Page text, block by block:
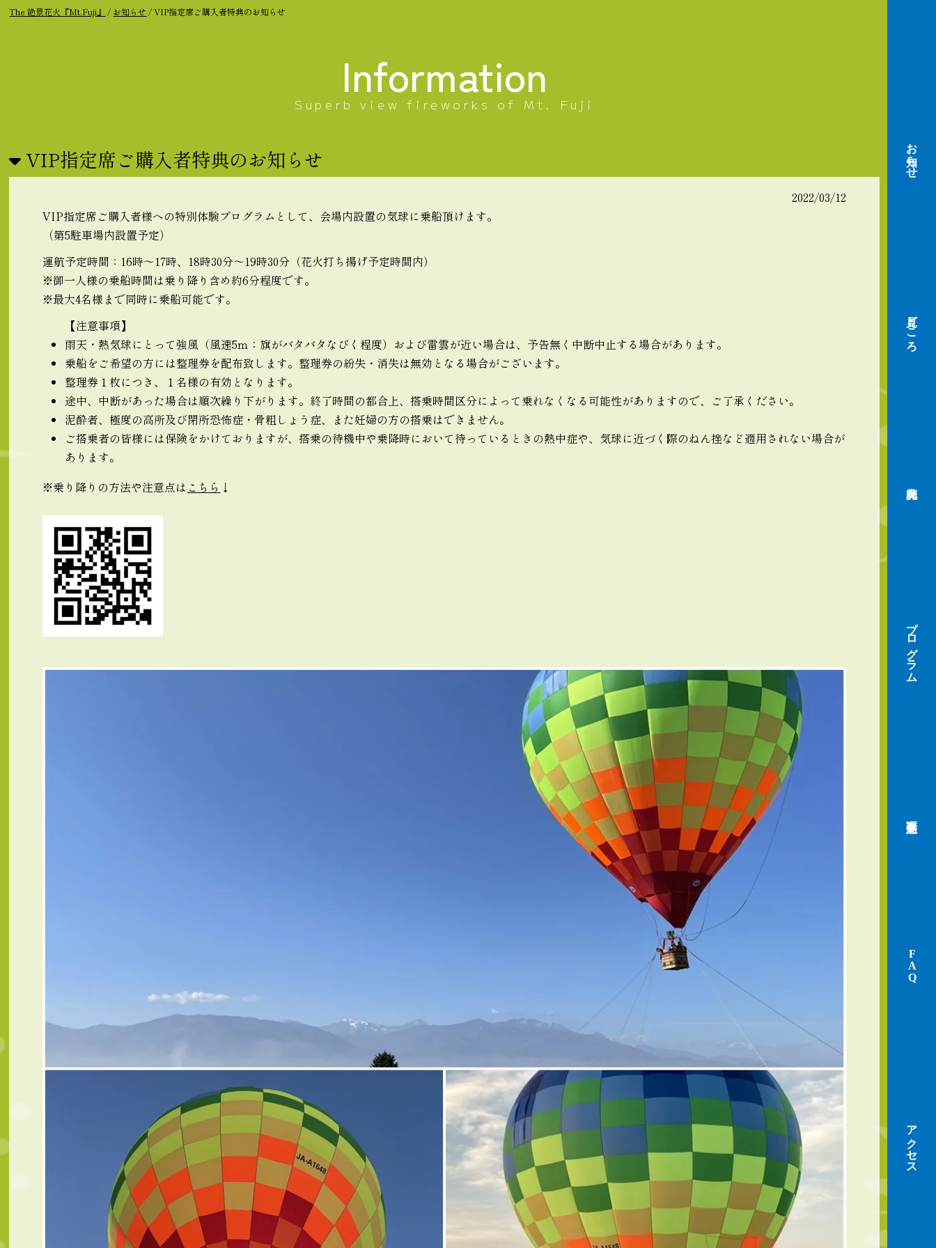
お知らせ
見どころ
プログラム
FAQ
アクセス
The 絶景花火『Mt.Fuji』 / お知らせ /VIP指定席ご購入者特典のお知らせ
Information
Superb view fireworks of Mt. Fuji
VIP指定席ご購入者特典のお知らせ
2022/03/12
VIP指定席ご購入者様への特別体験プログラムとして、会場内設置の気球に乗船頂けます。
（第5駐車場内設置予定）
運航予定時間：16時～17時、18時30分～19時30分（花火打ち揚げ予定時間内）
※御一人様の乗船時間は乗り降り含め約6分程度です。
※最大4名様まで同時に乗船可能です。
【注意事項】
雨天・熱気球にとって強風（風速5ｍ：旗がバタバタなびく程度）および雷雲が近い場合は、予告無く中断中止する場合があります。
乗船をご希望の方には整理券を配布致します。整理券の紛失・消失は無効となる場合がございます。
整理券１枚につき、１名様の有効となります。
途中、中断があった場合は順次繰り下がります。終了時間の都合上、搭乗時間区分によって乗れなくなる可能性がありますので、ご了承ください。
泥酔者、極度の高所及び閉所恐怖症・骨粗しょう症、また妊婦の方の搭乗はできません。
ご搭乗者の皆様には保険をかけておりますが、搭乗の待機中や乗降時において待っているときの熱中症や、気球に近づく際のねん挫など適用されない場合が
あります。
※乗り降りの方法や注意点は こちら ↓